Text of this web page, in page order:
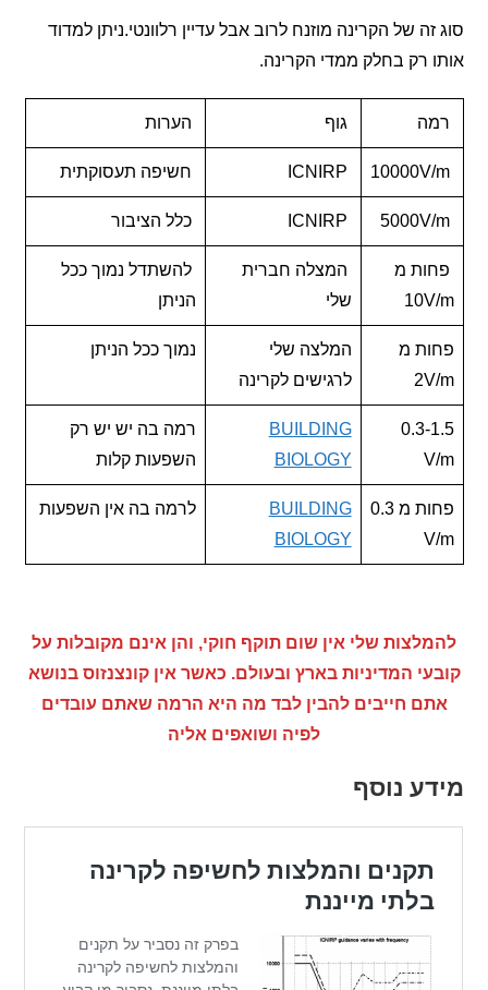
של הקרינה מוזנח לרוב אבל עדיין רלוונטי.ניתן למדוד
רק בחלק ממדי הקרינה.
ICNIRP חשיפה תעסוקתית
ICNIRP כלל הציבור
המצלה חברית
שלי
להשתדל נמוך ככל
המלצה שלי
לרגישים לקרינה
נמוך ככל הניתן
BUILDING
BIOLOGY
רמה בה יש יש רק
השפעות קלות
פחות מ 0.3
BUILDING
BIOLOGY
לרמה בה אין השפעות
שלי אין שום תוקף חוקי, והן אינם מקובלות על
המדיניות בארץ ובעולם. כאשר אין קונצנזוס בנושא
חייבים להבין לבד מה היא הרמה שאתם עובדים
לפיה ושואפים אליה
נוסף